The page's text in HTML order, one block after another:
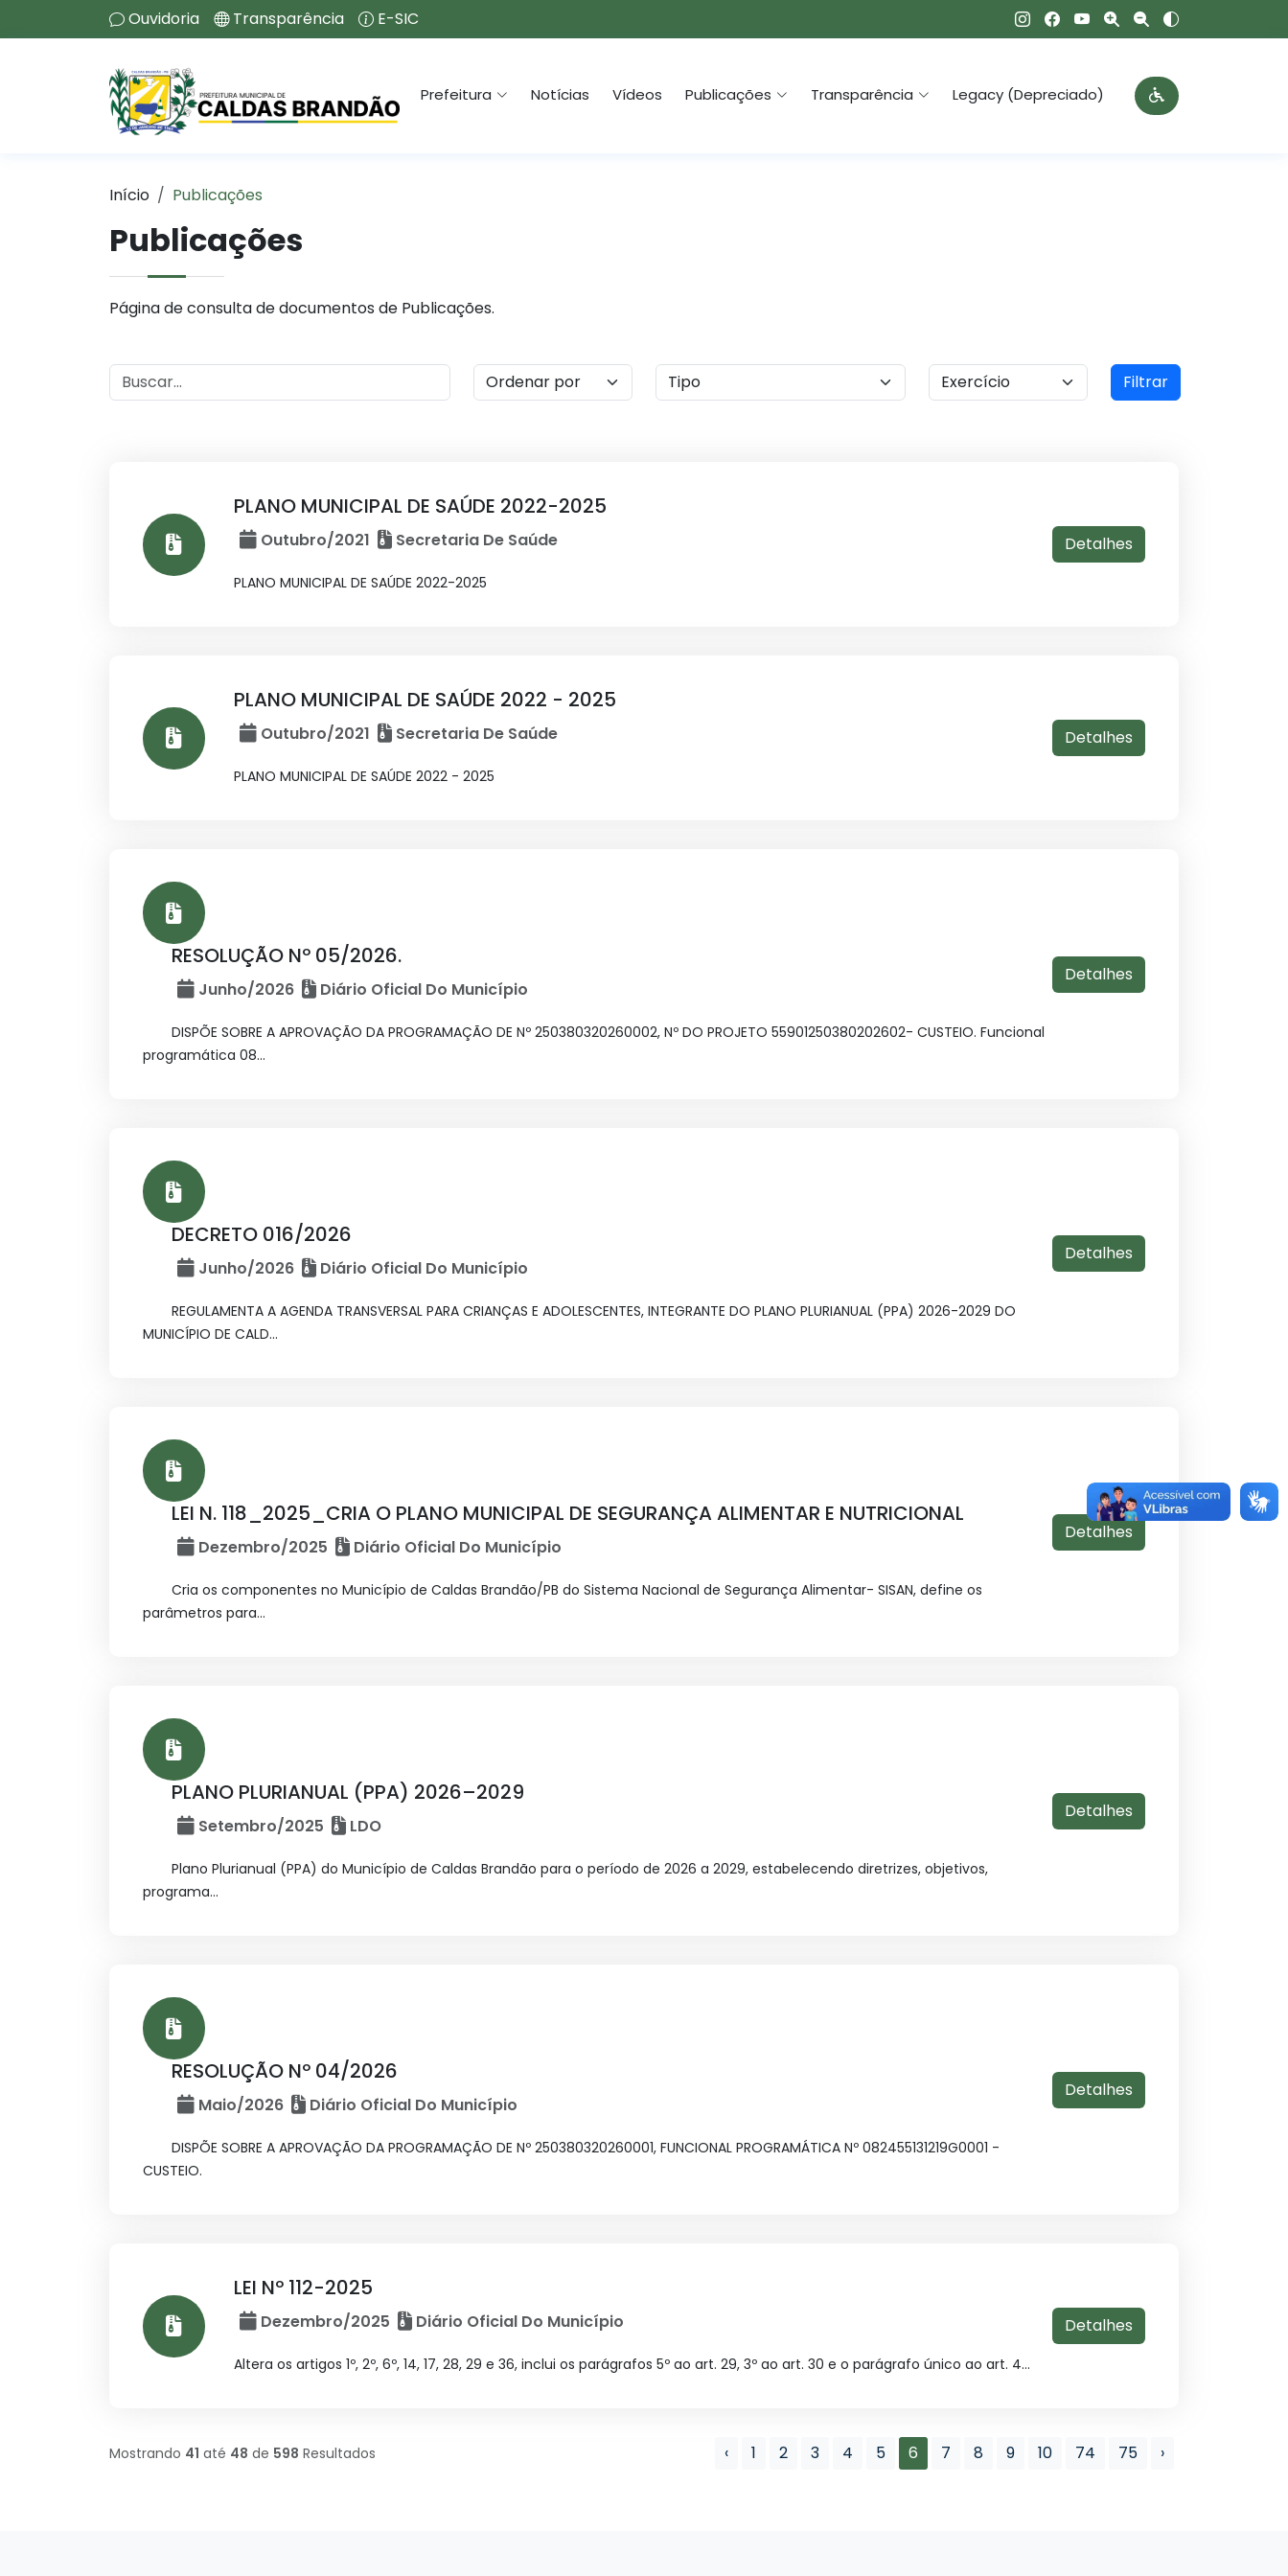
Ouvidoria Transparência E-SIC
Prefeitura Notícias Vídeos Publicações Transparência Legacy (Depreciado)
Início Publicações
Publicações
Página de consulta de documentos de Publicações.
Filtrar
PLANO MUNICIPAL DE SAÚDE 2022-2025
Outubro/2021 Secretaria De Saúde
PLANO MUNICIPAL DE SAÚDE 2022-2025
Detalhes
PLANO MUNICIPAL DE SAÚDE 2022 - 2025
Outubro/2021 Secretaria De Saúde
PLANO MUNICIPAL DE SAÚDE 2022 - 2025
Detalhes
RESOLUÇÃO Nº 05/2026.
Junho/2026 Diário Oficial Do Município
DISPÕE SOBRE A APROVAÇÃO DA PROGRAMAÇÃO DE Nº 250380320260002, Nº DO PROJETO 55901250380202602- CUSTEIO. Funcional
programática 08...
Detalhes
DECRETO 016/2026
Junho/2026 Diário Oficial Do Município
REGULAMENTA A AGENDA TRANSVERSAL PARA CRIANÇAS E ADOLESCENTES, INTEGRANTE DO PLANO PLURIANUAL (PPA) 2026-2029 DO
MUNICÍPIO DE CALD...
Detalhes
LEI N. 118_2025_CRIA O PLANO MUNICIPAL DE SEGURANÇA ALIMENTAR E NUTRICIONAL
Dezembro/2025 Diário Oficial Do Município
Cria os componentes no Município de Caldas Brandão/PB do Sistema Nacional de Segurança Alimentar- SISAN, define os
parâmetros para...
Detalhes
PLANO PLURIANUAL (PPA) 2026–2029
Setembro/2025 LDO
Plano Plurianual (PPA) do Município de Caldas Brandão para o período de 2026 a 2029, estabelecendo diretrizes, objetivos,
programa...
Detalhes
RESOLUÇÃO Nº 04/2026
Maio/2026 Diário Oficial Do Município
DISPÕE SOBRE A APROVAÇÃO DA PROGRAMAÇÃO DE Nº 250380320260001, FUNCIONAL PROGRAMÁTICA Nº 082455131219G0001 -
CUSTEIO.
Detalhes
LEI Nº 112-2025
Dezembro/2025 Diário Oficial Do Município
Altera os artigos 1º, 2º, 6º, 14, 17, 28, 29 e 36, inclui os parágrafos 5º ao art. 29, 3º ao art. 30 e o parágrafo único ao art. 4...
Detalhes
Mostrando 41 até 48 de 598 Resultados ‹ 1 2 3 4 5 6 7 8 9 10 74 75 ›